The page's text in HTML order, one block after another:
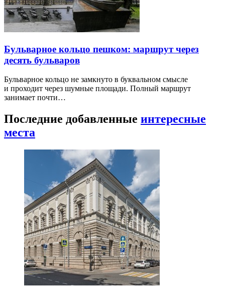
Бульварное кольцо пешком: маршрут через
десять бульваров
Бульварное кольцо не замкнуто в буквальном смысле
и проходит через шумные площади. Полный маршрут
занимает почти…
Последние добавленные интересные
места